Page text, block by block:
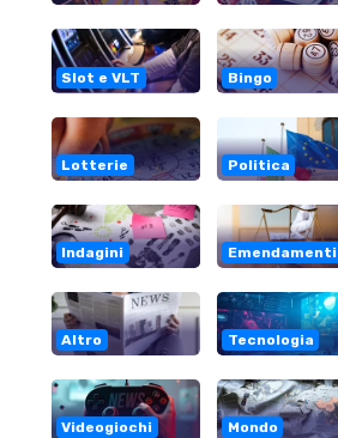
Slot e VLT Bingo
Lotterie Politica
Indagini Emendamenti
Altro Tecnologia
Videogiochi Mondo